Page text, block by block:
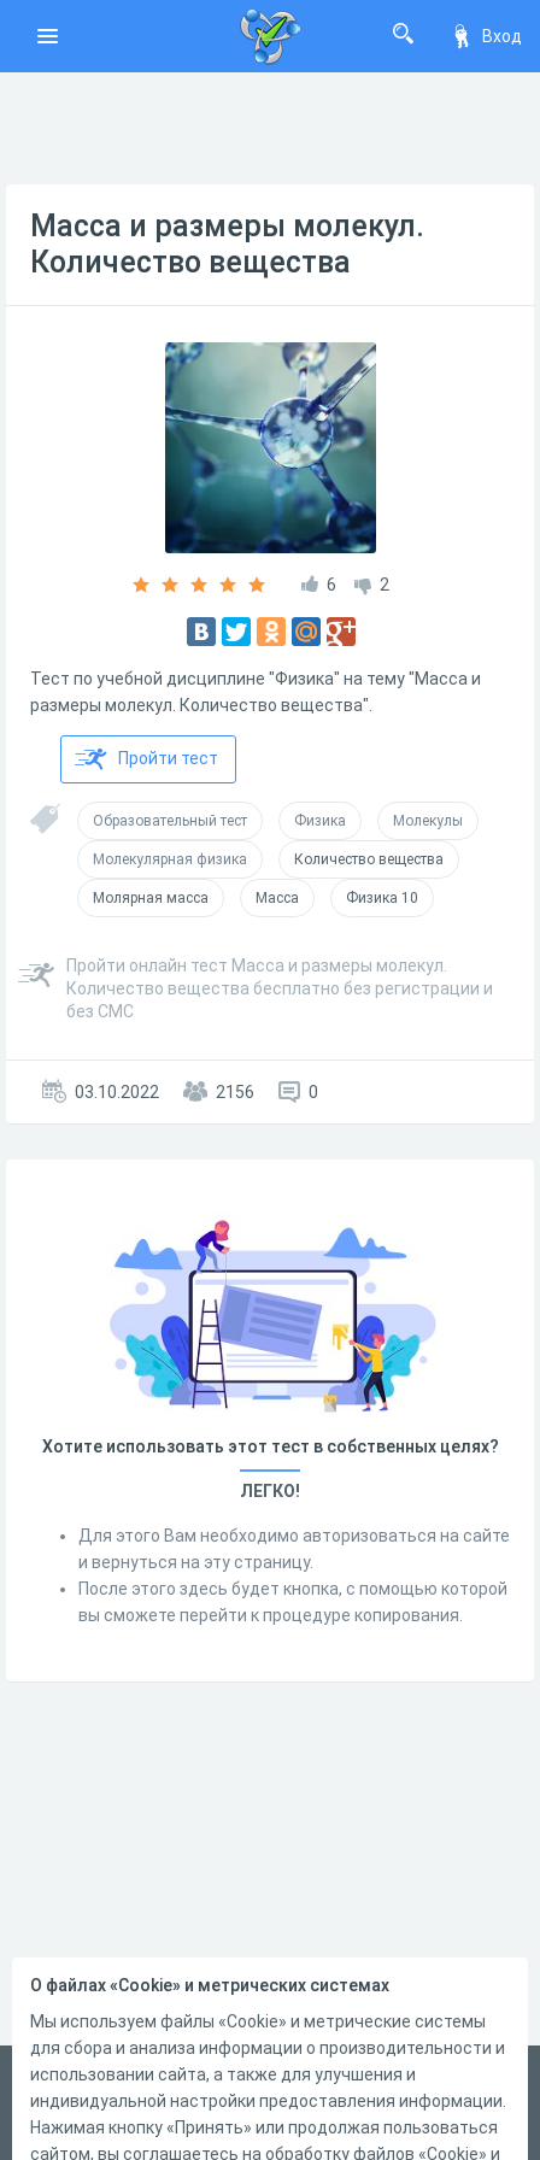
Вход
Масса и размеры молекул.
Количество вещества
6 2
Тест по учебной дисциплине "Физика" на тему "Масса и
размеры молекул. Количество вещества".
Пройти тест
Образовательный тест Физика Молекулы
Молекулярная физика Количество вещества
Молярная масса Масса Физика 10
Пройти онлайн тест Масса и размеры молекул.
Количество вещества бесплатно без регистрации и
без СМС
03.10.2022 2156 0
Хотите использовать этот тест в собственных целях?
ЛЕГКО!
Для этого Вам необходимо авторизоваться на сайте
и вернуться на эту страницу.
После этого здесь будет кнопка, с помощью которой
вы сможете перейти к процедуре копирования.
Русский
Справка
О файлах «Cookie» и метрических системах
Мы используем файлы «Cookie» и метрические системы
для сбора и анализа информации о производительности и
использовании сайта, а также для улучшения и
индивидуальной настройки предоставления информации.
Нажимая кнопку «Принять» или продолжая пользоваться
сайтом, вы соглашаетесь на обработку файлов «Cookie» и